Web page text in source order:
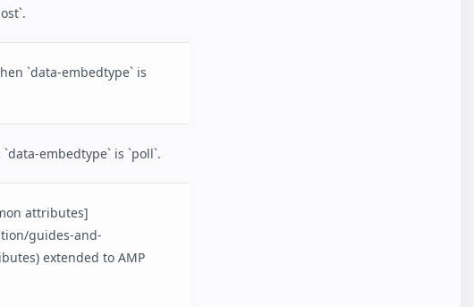
`data-embedtype` is
embedtype` is `poll`.
attributes]
guides-and-
extended to AMP